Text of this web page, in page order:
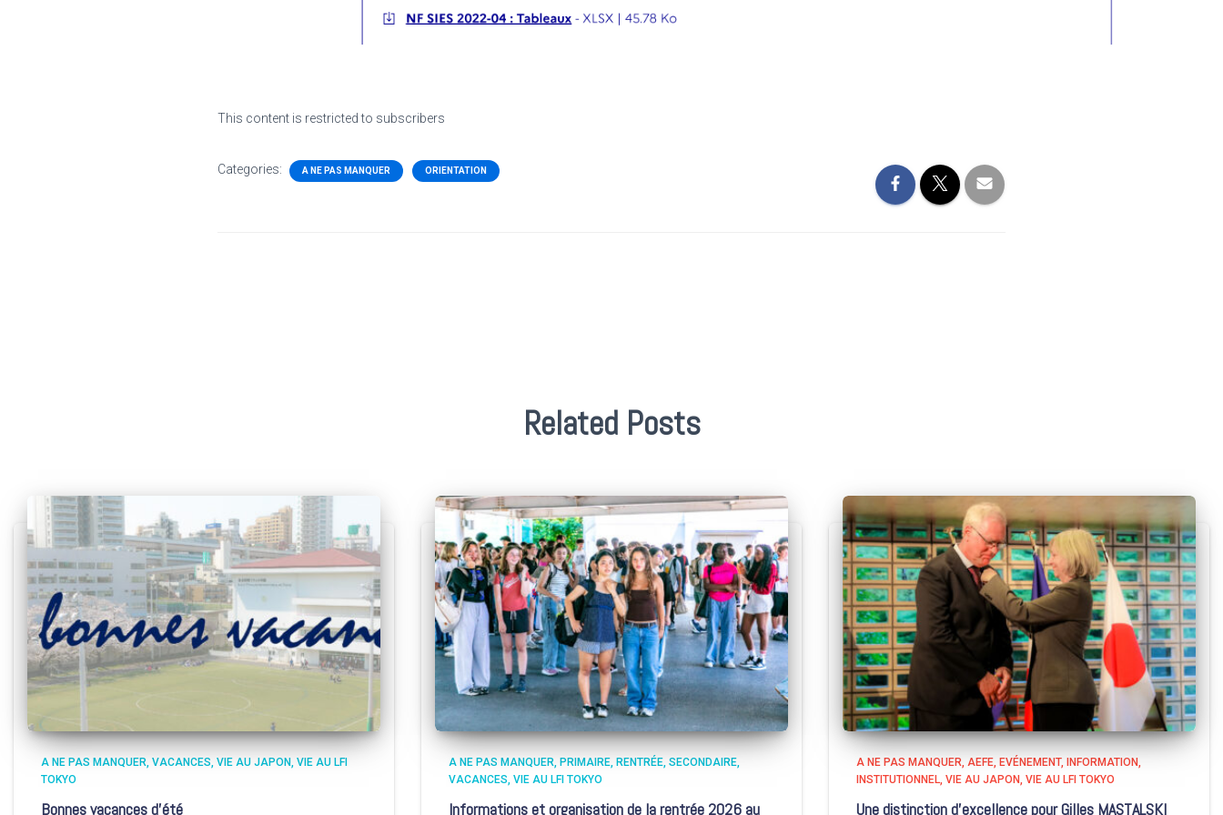
This content is restricted to subscribers
Categories: A NE PAS MANQUER ORIENTATION
Related Posts
A NE PAS MANQUER VACANCES VIE AU JAPON VIE AU LFI
TOKYO
Bonnes vacances d’été
A NE PAS MANQUER PRIMAIRE RENTRÉE SECONDAIRE
VACANCES VIE AU LFI TOKYO
Informations et organisation de la rentrée 2026 au
A NE PAS MANQUER AEFE EVÉNEMENT
INFORMATION
INSTITUTIONNEL VIE AU JAPON VIE AU LFI TOKYO
Une distinction d’excellence pour Gilles MASTALSKI